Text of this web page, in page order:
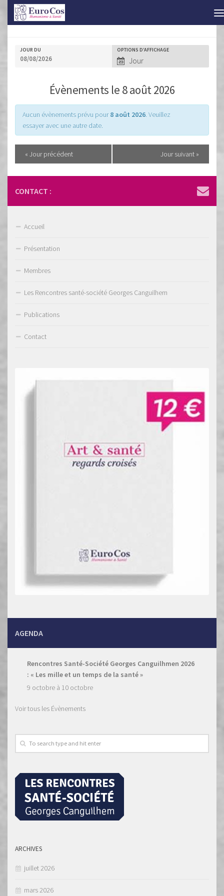
N
a
v
i
g
a
t
i
o
p
a
a
e
s
m
e
n
OPTIONS D’AFFICHAGE
Jour
JOUR DU
Évènements le 8 août 2026
Aucun évènements prévu pour8 août 2026. Veuillez
essayer avec une autre date.
Navigation
par
jour
« Jour précédent Jour suivant »
CONTACT :
Accueil
Présentation
Membres
Les Rencontres santé-société Georges Canguilhem
Publications
Contact
AGENDA
Rencontres Santé-Société Georges Canguilhmen 2026
: « Les mille et un temps de la santé »
9 octobre à 10 octobre
Voir tous les Évènements
ARCHIVES
juillet 2026
mars 2026